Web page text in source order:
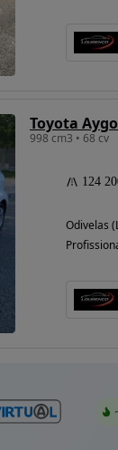
Toyota
998 cm3 • 68 cv
124
Odivelas